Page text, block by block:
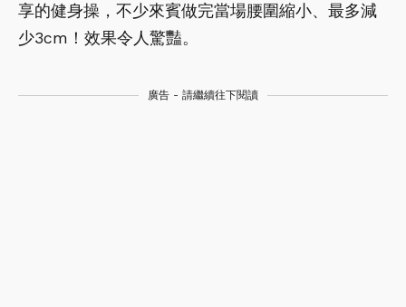
享的健身操，不少來賓做完當場腰圍縮小、最多減
少3cm！效果令人驚豔。
廣告 - 請繼續往下閱讀